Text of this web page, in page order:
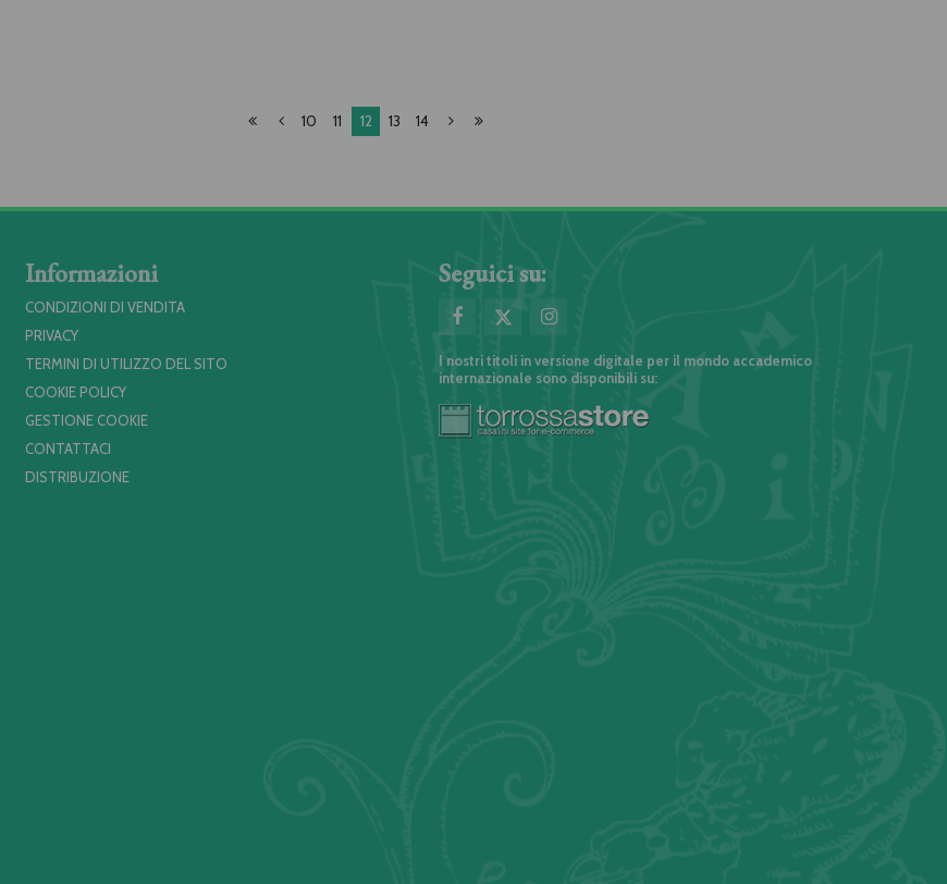
10 11 12 13 14
Informazioni
CONDIZIONI DI VENDITA
PRIVACY
TERMINI DI UTILIZZO DEL SITO
COOKIE POLICY
GESTIONE COOKIE
CONTATTACI
DISTRIBUZIONE
Seguici su:
I nostri titoli in versione digitale per il mondo accademico
internazionale sono disponibili su: